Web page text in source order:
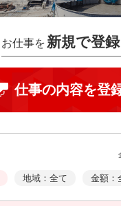
お仕事を 新規で登録
仕事の内容を登
地域：全て 金額：